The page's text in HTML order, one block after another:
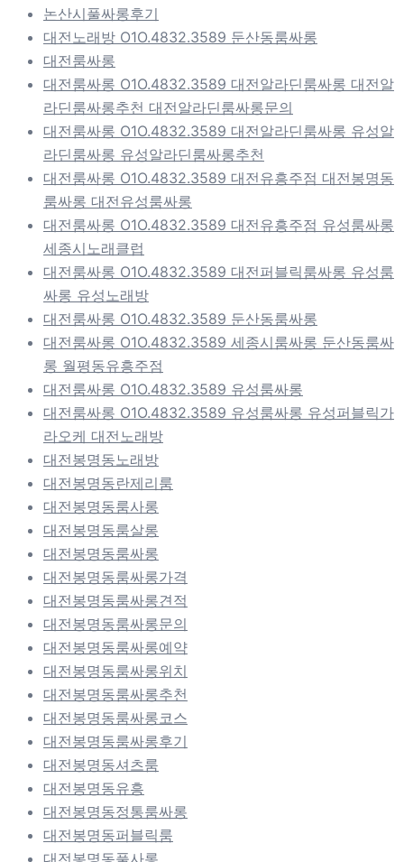
논산시풀싸롱후기
대전노래방 O1O.4832.3589 둔산동룸싸롱
대전룸싸롱
대전룸싸롱 O1O.4832.3589 대전알라딘룸싸롱 대전알
라딘룸싸롱추천 대전알라딘룸싸롱문의
대전룸싸롱 O1O.4832.3589 대전알라딘룸싸롱 유성알
라딘룸싸롱 유성알라딘룸싸롱추천
대전룸싸롱 O1O.4832.3589 대전유흥주점 대전봉명동
룸싸롱 대전유성룸싸롱
대전룸싸롱 O1O.4832.3589 대전유흥주점 유성룸싸롱
세종시노래클럽
대전룸싸롱 O1O.4832.3589 대전퍼블릭룸싸롱 유성룸
싸롱 유성노래방
대전룸싸롱 O1O.4832.3589 둔산동룸싸롱
대전룸싸롱 O1O.4832.3589 세종시룸싸롱 둔산동룸싸
롱 월평동유흥주점
대전룸싸롱 O1O.4832.3589 유성룸싸롱
대전룸싸롱 O1O.4832.3589 유성룸싸롱 유성퍼블릭가
라오케 대전노래방
대전봉명동노래방
대전봉명동란제리룸
대전봉명동룸사롱
대전봉명동룸살롱
대전봉명동룸싸롱
대전봉명동룸싸롱가격
대전봉명동룸싸롱견적
대전봉명동룸싸롱문의
대전봉명동룸싸롱예약
대전봉명동룸싸롱위치
대전봉명동룸싸롱추천
대전봉명동룸싸롱코스
대전봉명동룸싸롱후기
대전봉명동셔츠룸
대전봉명동유흥
대전봉명동정통룸싸롱
대전봉명동퍼블릭룸
대전봉명동풀사롱